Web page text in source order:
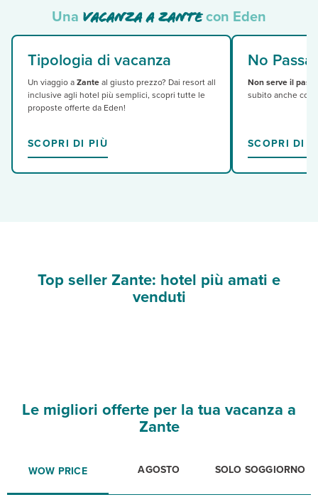
Una vacanza a Zantecon Eden
Tipologia di vacanza
Un viaggio aZanteal giusto prezzo? Dai resort all
inclusive agli hotel più semplici, scopri tutte le
proposte offerte da Eden!
SCOPRI DI PIÙ
No
Non serve il
subito anche con
SCOPRI DI
Top seller Zante: hotel più amati e
venduti
Le migliori offerte per la tua vacanza a
Zante
WOW PRICE AGOSTO SOLO SOGGIORNO